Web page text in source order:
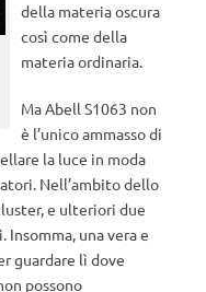
della materia oscura
così come della
materia ordinaria.
Ma Abell S1063 non
è l’unico ammasso di
la luce in moda
Nell’ambito dello
e ulteriori due
una vera e
guardare lì dove
possono